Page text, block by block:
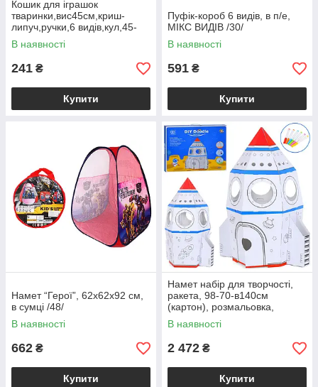
Кошик для іграшок
тваринки,вис45см,криш-
липуч,ручки,6 видів,кул,45-
45см /50/
В наявності
241 ₴
Купити
Пуфік-короб 6 видів, в п/е,
МІКС ВИДІВ /30/
В наявності
591 ₴
Купити
Намет “Герої”, 62х62х92 см,
в сумці /48/
В наявності
662 ₴
Купити
Намет набір для творчості,
ракета, 98-70-в140см
(картон), розмальовка,
фломастери, в кор-ці, 67-55-
6см /4/
В наявності
2 472 ₴
Купити